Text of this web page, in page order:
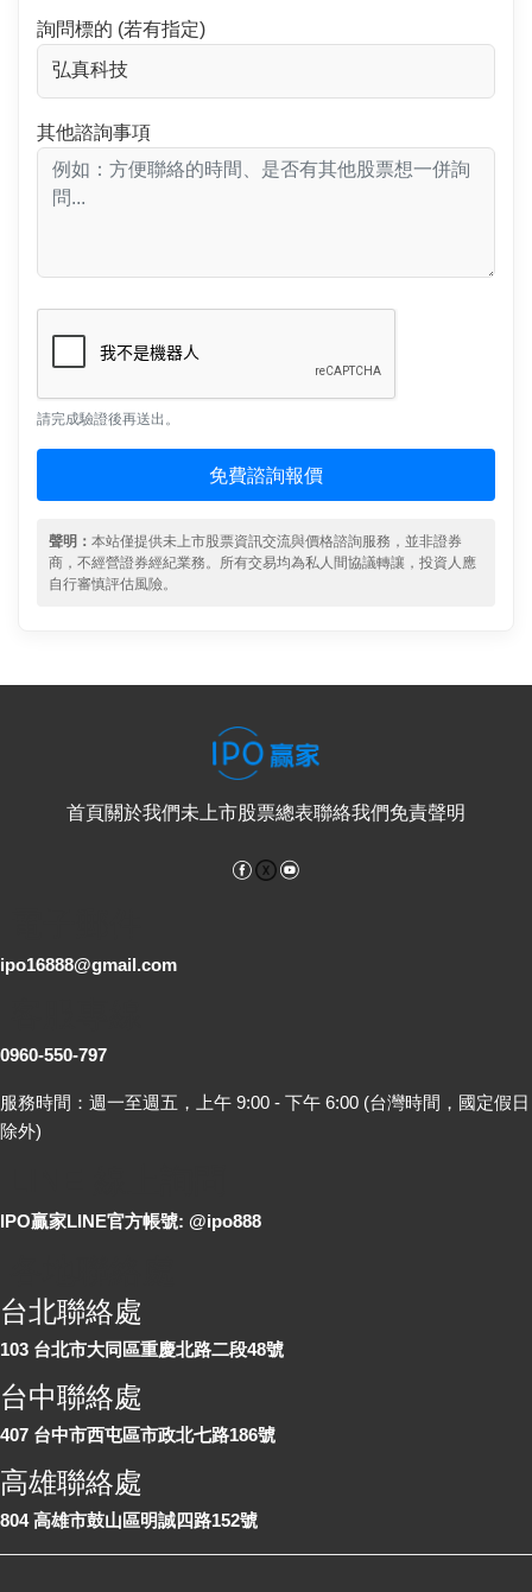
詢問標的 (若有指定)
其他諮詢事項
請完成驗證後再送出。
免費諮詢報價
聲明： 本站僅提供未上市股票資訊交流與價格諮詢服務，並非證券
商，不經營證券經紀業務。所有交易均為私人間協議轉讓，投資人應
自行審慎評估風險。
首頁關於我們未上市股票總表聯絡我們免責聲明
Facebook
ipo16888@gmail.com
0960-550-797
服務時間：週一至週五，上午 9:00 - 下午 6:00 (台灣時間，國定假日
除外)
IPO贏家LINE官方帳號: @ipo888
台北聯絡處
103 台北市大同區重慶北路二段48號
台中聯絡處
407 台中市西屯區市政北七路186號
高雄聯絡處
804 高雄市鼓山區明誠四路152號